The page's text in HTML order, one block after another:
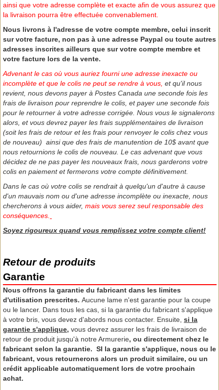
ainsi que votre adresse complète et exacte afin de vous assurez que
la livraison pourra être effectuée convenablement.
Nous livrons à l'adresse de votre compte membre, celui inscrit
sur votre facture, non pas à une adresse Paypal ou toute autres
adresses inscrites ailleurs que sur votre compte membre et
votre facture lors de la vente.
Advenant le cas où vous auriez fourni une adresse inexacte ou
incomplète et que le colis ne peut se rendre à vous, et qu'il nous
revient, nous devons payer à Postes Canada une seconde fois les
frais de livraison pour reprendre le colis, et payer une seconde fois
pour le retourner à votre adresse corrigée. Nous vous le signalerons
alors, et vous devrez payer les frais supplémentaires de livraison
(soit les frais de retour et les frais pour renvoyer le colis chez vous
de nouveau) ainsi que des frais de manutention de 10$ avant que
nous retournions le colis de nouveau. Le cas advenant que vous
décidez de ne pas payer les nouveaux frais, nous garderons votre
colis en paiement et fermerons votre compte définitivement.
Dans le cas où votre colis se rendrait à quelqu'un d'autre à cause
d'un mauvais nom ou d'une adresse incomplète ou inexacte, nous
chercherons à vous aider, mais vous serez seul responsable des
conséquences.
Soyez rigoureux quand vous remplissez votre compte client!
Retour de produits
Garantie
Nous offrons la garantie du fabricant dans les limites
d'utilisation prescrites. Aucune lame n'est garantie pour la coupe
ou le lancer. Dans tous les cas, si la garantie du fabricant s'applique
à votre bris, vous devez d'abords nous contacter. Ensuite, si la
garantie s'applique, vous devrez assurer les frais de livraison de
retour de produit jusqu'à notre Armurerie, ou directement chez le
fabricant selon la garantie. SI la garantie s'applique, nous ou le
fabricant, vous retournerons alors un produit similaire, ou un
crédit applicable automatiquement lors de votre prochain
achat.